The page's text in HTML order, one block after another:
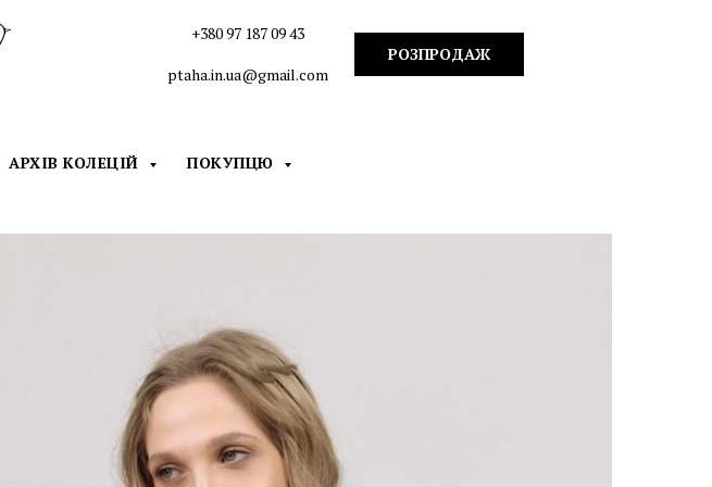
+380 97 187 09 43
ptaha.in.ua@gmail.com
РОЗПРОДАЖ
АРХІВ КОЛЕЦІЙ ПОКУПЦЮ